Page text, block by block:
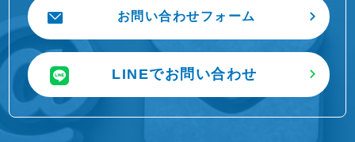
お問い合わせフォーム
LINEでお問い合わせ